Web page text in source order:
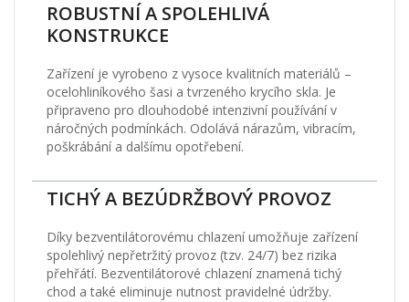
ROBUSTNÍ A SPOLEHLIVÁ
KONSTRUKCE
Zařízení je vyrobeno z vysoce kvalitních materiálů –
ocelohliníkového šasi a tvrzeného krycího skla. Je
připraveno pro dlouhodobé intenzivní používání v
náročných podmínkách. Odolává nárazům, vibracím,
poškrábání a dalšímu opotřebení.
TICHÝ A BEZÚDRŽBOVÝ PROVOZ
Díky bezventilátorovému chlazení umožňuje zařízení
spolehlivý nepřetržitý provoz (tzv. 24/7) bez rizika
přehřátí. Bezventilátorové chlazení znamená tichý
chod a také eliminuje nutnost pravidelné údržby.